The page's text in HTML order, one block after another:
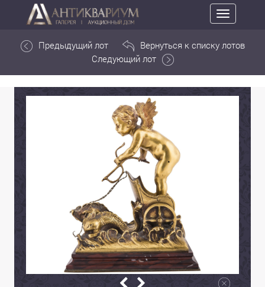
Toggle
navigation
Предыдущий лот
Вернуться к списку лотов
Следующий лот